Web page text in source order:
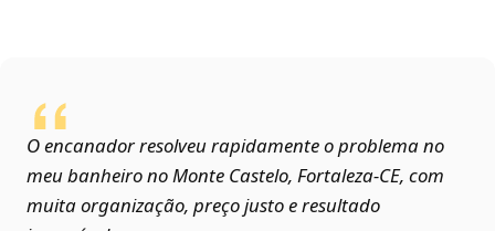
O encanador resolveu rapidamente o problema no
meu banheiro no Monte Castelo, Fortaleza‑CE, com
muita organização, preço justo e resultado